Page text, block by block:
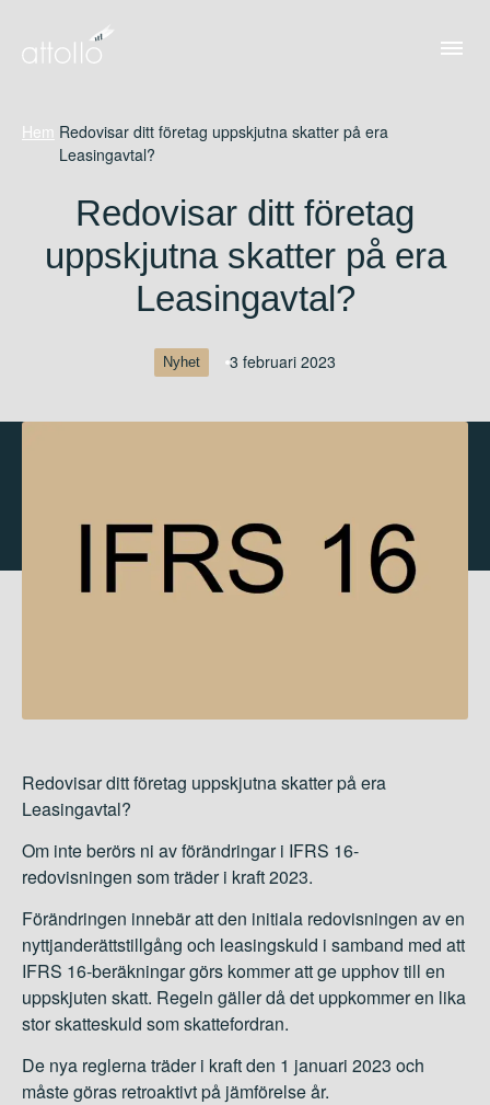
Hem Redovisar ditt företag uppskjutna skatter på era
Leasingavtal?
Redovisar ditt företag
uppskjutna skatter på era
Leasingavtal?
Nyhet 3 februari 2023
Redovisar ditt företag uppskjutna skatter på era
Leasingavtal?
Om inte berörs ni av förändringar i IFRS 16-
redovisningen som träder i kraft 2023.
Förändringen innebär att den initiala redovisningen av en
nyttjanderättstillgång och leasingskuld i samband med att
IFRS 16-beräkningar görs kommer att ge upphov till en
uppskjuten skatt. Regeln gäller då det uppkommer en lika
stor skatteskuld som skattefordran.
De nya reglerna träder i kraft den 1 januari 2023 och
måste göras retroaktivt på jämförelse år.